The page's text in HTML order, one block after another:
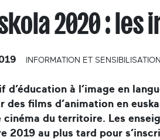
2020 :
INFORMATION ET SENSIBILISATION
d’éducation à l’image en
des films d’animation en
cinéma du territoire. Les
2019 au plus tard pour